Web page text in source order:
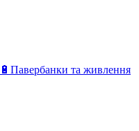
🔋 Павербанки та живлення